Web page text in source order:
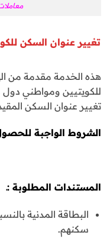
تغيير عنوان السكن
هذه الخدمة مقدمة من
للكويتيين ومواطني
تغيير عنوان السكن
الشروط الواجبة
المستندات المطلوبة :ـ
البطاقة المدنية
سكنهم.